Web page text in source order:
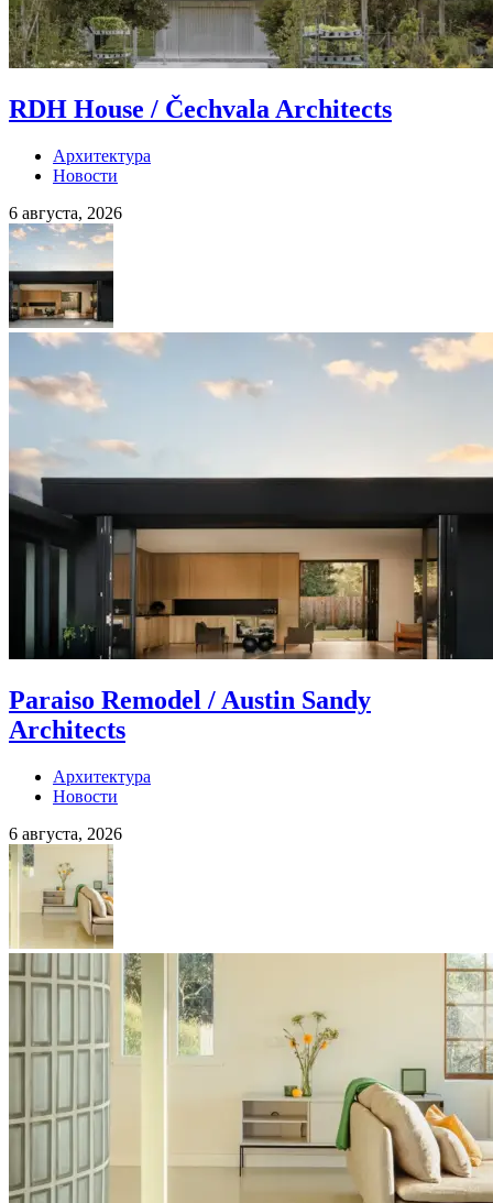
RDH House / Čechvala Architects
Архитектура
Новости
6 августа, 2026
Paraiso Remodel / Austin Sandy
Architects
Архитектура
Новости
6 августа, 2026